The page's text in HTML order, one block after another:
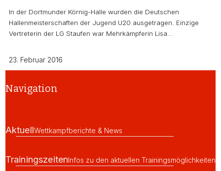
In der Dortmunder Körnig-Halle wurden die Deutschen
Hallenmeisterschaften der Jugend U20 ausgetragen. Einzige
Vertreterin der LG Staufen war Mehrkämpferin Lisa…
23. Februar 2016
Navigation
AktuellWettkampfberichte & News
TrainingszeitenInfos zu den aktuellen Trainingsmöglichkeiten